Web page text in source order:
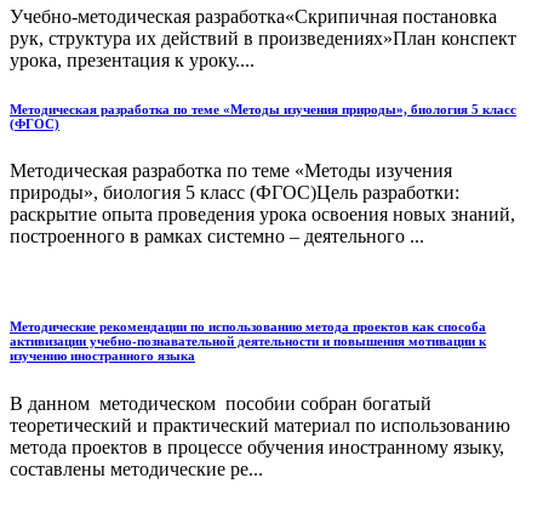
Учебно-методическая разработка«Скрипичная постановка
рук, структура их действий в произведениях»План конспект
урока, презентация к уроку....
Методическая разработка по теме «Методы изучения природы», биология 5 класс
(ФГОС)
Методическая разработка по теме «Методы изучения
природы», биология 5 класс (ФГОС)Цель разработки:
раскрытие опыта проведения урока освоения новых знаний,
построенного в рамках системно – деятельного ...
Методические рекомендации по использованию метода проектов как способа
активизации учебно-познавательной деятельности и повышения мотивации к
изучению иностранного языка
В данном методическом пособии собран богатый
теоретический и практический материал по использованию
метода проектов в процессе обучения иностранному языку,
составлены методические ре...